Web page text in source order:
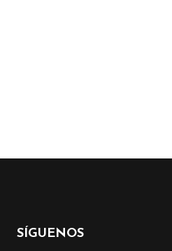
SÍGUENOS